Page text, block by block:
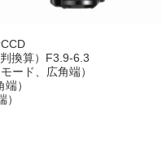
換算）F3.9-6.3
ード、広角端）
）